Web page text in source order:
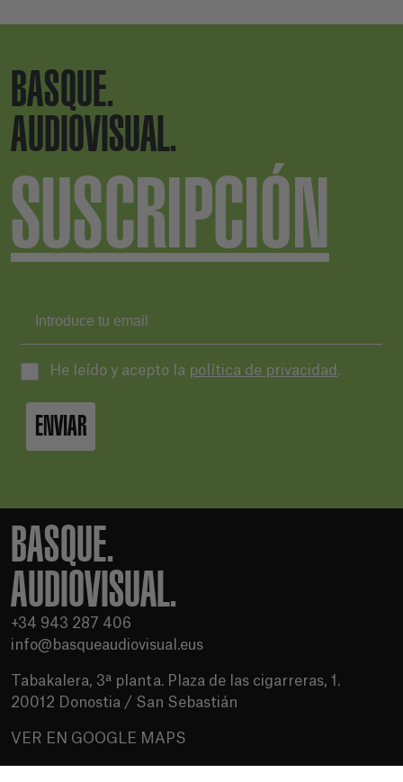
BASQUE.
AUDIOVISUAL.
SUSCRIPCIÓN
He leído y acepto la política de privacidad .
ENVIAR
BASQUE.
AUDIOVISUAL.
+34 943 287 406
info@basqueaudiovisual.eus
Tabakalera, 3ª planta. Plaza de las cigarreras, 1.
20012 Donostia / San Sebastián
VER EN GOOGLE MAPS